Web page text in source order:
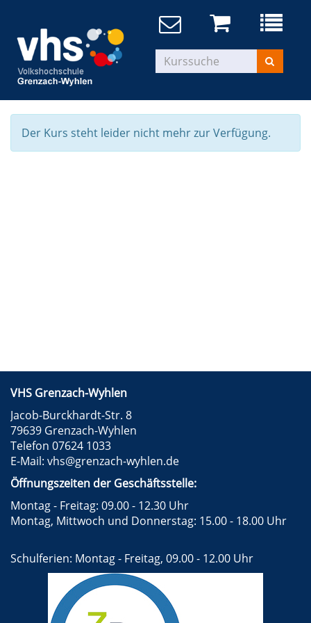
Der Kurs steht leider nicht mehr zur Verfügung.
VHS Grenzach-Wyhlen
Jacob-Burckhardt-Str. 8
79639 Grenzach-Wyhlen
Telefon 07624 1033
E-Mail: vhs@grenzach-wyhlen.de
Öffnungszeiten der Geschäftsstelle:
Montag - Freitag: 09.00 - 12.30 Uhr
Montag, Mittwoch und Donnerstag: 15.00 - 18.00 Uhr
Schulferien: Montag - Freitag, 09.00 - 12.00 Uhr